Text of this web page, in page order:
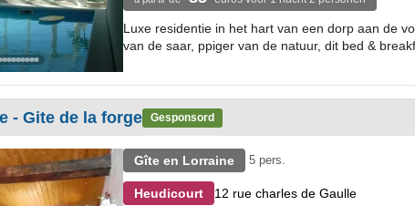
Luxe residentie in het hart van een dorp aan de
van de saar, ppiger van de natuur, dit bed &
- Gite de la forge Gesponsord
Gîte en Lorraine 5 pers.
Heudicourt 12 rue charles de Gaulle